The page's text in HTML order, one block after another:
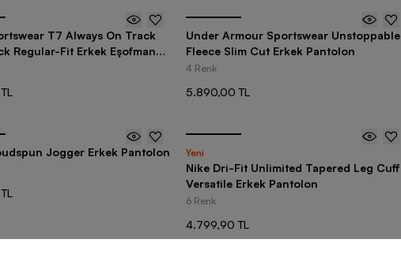
T7 Always On Track
Regular-Fit Erkek Eşofman
Under Armour Sportswear Unstoppable
Fleece Slim Cut Erkek Pantolon
4 Renk
5.890,00 TL
Jogger Erkek Pantolon Yeni
Nike Dri-Fit Unlimited Tapered Leg Cuff
Versatile Erkek Pantolon
6 Renk
4.799,90 TL